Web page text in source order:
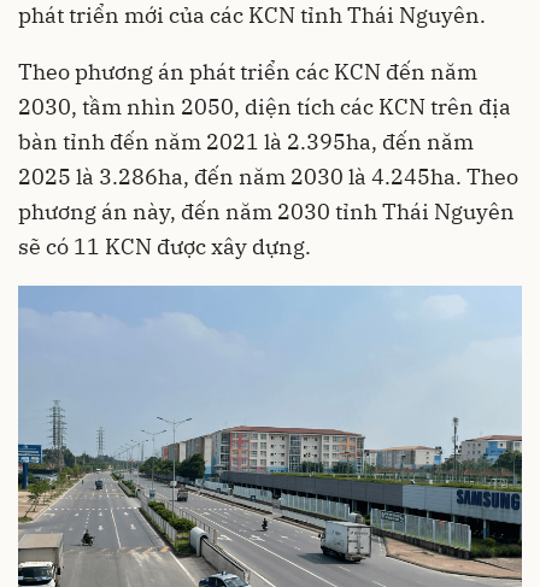
phát triển mới của các KCN tỉnh Thái Nguyên.
Theo phương án phát triển các KCN đến năm
2030, tầm nhìn 2050, diện tích các KCN trên địa
bàn tỉnh đến năm 2021 là 2.395ha, đến năm
2025 là 3.286ha, đến năm 2030 là 4.245ha. Theo
phương án này, đến năm 2030 tỉnh Thái Nguyên
sẽ có 11 KCN được xây dựng.